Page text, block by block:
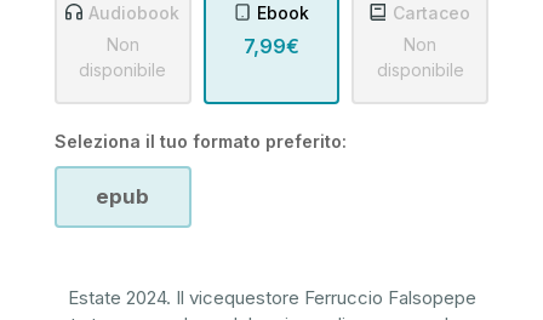
Audiobook
Non
disponibile
Ebook
7,99€
Cartaceo
Non
disponibile
Seleziona il tuo formato preferito:
epub
Estate 2024. Il vicequestore Ferruccio Falsopepe